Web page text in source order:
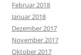
Februar 2018
Januar 2018
Dezember 2017
November 2017
Oktober 2017